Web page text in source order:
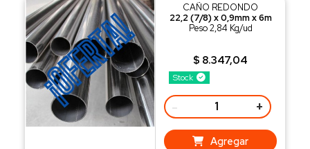
Stock
CAÑO REDONDO
22,2 (7/8) x 0,9mm x 6m
Peso 2,84 Kg/ud
$ 8.347,04
- +
Agregar